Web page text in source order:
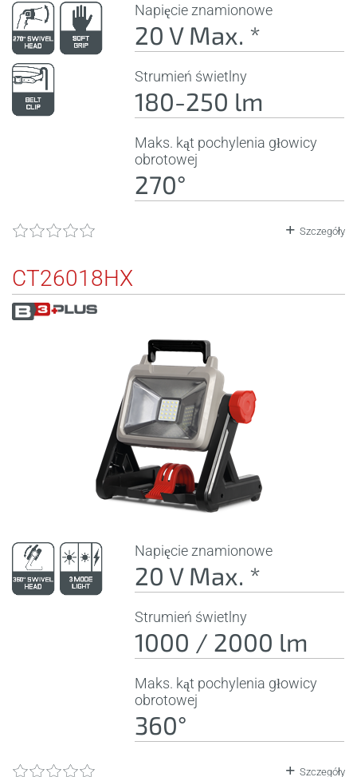
Napięcie znamionowe
20 V Max. *
Strumień świetlny
180-250 lm
Maks. kąt pochylenia głowicy
obrotowej
270°
Szczegóły
CT26018HX
Napięcie znamionowe
20 V Max. *
Strumień świetlny
1000 / 2000 lm
Maks. kąt pochylenia głowicy
obrotowej
360°
Szczegóły